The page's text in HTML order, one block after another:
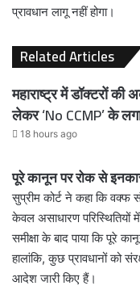
प्रावधान लागू नहीं होगा।
Related Articles
महाराष्ट्र में डॉक्टरों
लेकर ‘No CCMP’ के
18 hours ago
पूरे कानून पर रोक से
सुप्रीम कोर्ट ने कहा कि वक्फ
केवल असाधारण परिस्थितियों
समीक्षा के बाद पाया कि पूरे
हालांकि, कुछ प्रावधानों को
आदेश जारी किए हैं।